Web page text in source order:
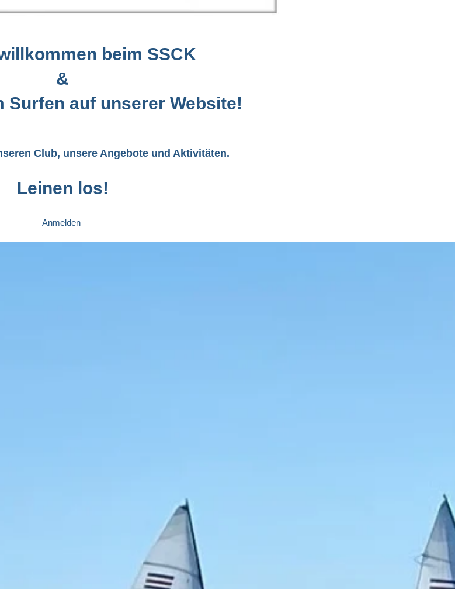
beim SSCK
&
Surfen auf unserer Website!
Club, unsere Angebote und Aktivitäten.
Leinen los!
Anmelden